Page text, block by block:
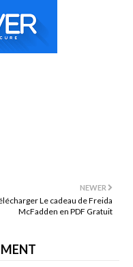
NEWER
Le cadeau de Freida
McFadden en PDF Gratuit